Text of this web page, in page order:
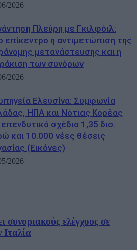
2026
Πλεύρη με Γκιλφόιλ:
επίκεντρο η αντιμετώπιση της
μετανάστευσης και η
των συνόρων
2026
Ελευσίνα: Συμφωνία
ΗΠΑ και Νότιας Κορέας
επενδυτικό σχέδιο 1,35 δισ.
και 10.000 νέες θέσεις
(Εικόνες)
2026
συνοριακούς ελέγχους σε
Ιταλία